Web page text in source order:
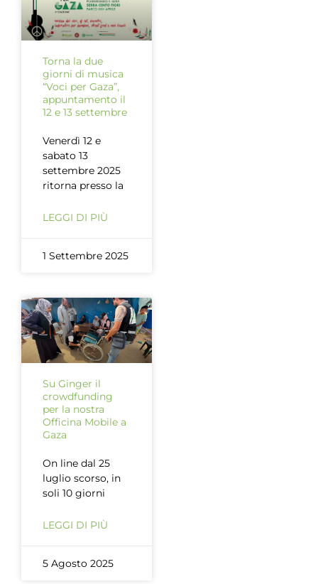
Torna la due
giorni di musica
“Voci per Gaza”,
appuntamento il
12 e 13 settembre
Venerdì 12 e
sabato 13
settembre 2025
ritorna presso la
LEGGI DI PIÙ
1 Settembre 2025
Su Ginger il
crowdfunding
per la nostra
Officina Mobile a
Gaza
On line dal 25
luglio scorso, in
soli 10 giorni
LEGGI DI PIÙ
5 Agosto 2025